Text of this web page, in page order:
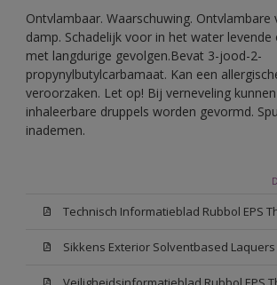
Ontvlambaar. Waarschuwing. Ontvlambare
damp. Schadelijk voor in het water levende
met langdurige gevolgen.Bevat 3-jood-2-
propynylbutylcarbamaat. Kan een
veroorzaken. Let op! Bij verneveling
inhaleerbare druppels worden gevormd.
inademen.
Technisch Informatieblad Rubbol EPS